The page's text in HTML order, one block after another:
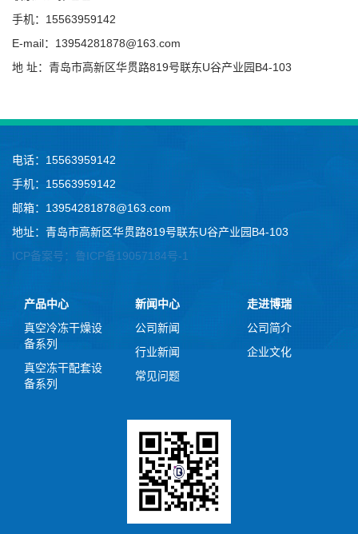
手机：15563959142
E-mail：13954281878@163.com
地 址：青岛市高新区华贯路819号联东U谷产业园B4-103
电话：15563959142
手机：15563959142
邮箱：13954281878@163.com
地址：青岛市高新区华贯路819号联东U谷产业园B4-103
ICP备案号：鲁ICP备19057184号-1
产品中心
真空冷冻干燥设
备系列
真空冻干配套设
备系列
新闻中心
公司新闻
行业新闻
常见问题
走进博瑞
公司简介
企业文化